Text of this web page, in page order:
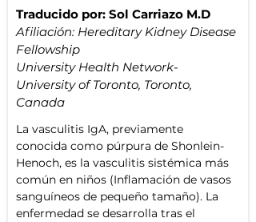
Traducido por: Sol Carriazo M.D
Afiliación: Hereditary Kidney Disease
Fellowship
University Health Network-
University of Toronto, Toronto,
Canada
La vasculitis IgA, previamente
conocida como púrpura de Shonlein-
Henoch, es la vasculitis sistémica más
común en niños (Inflamación de vasos
sanguíneos de pequeño tamaño). La
enfermedad se desarrolla tras el